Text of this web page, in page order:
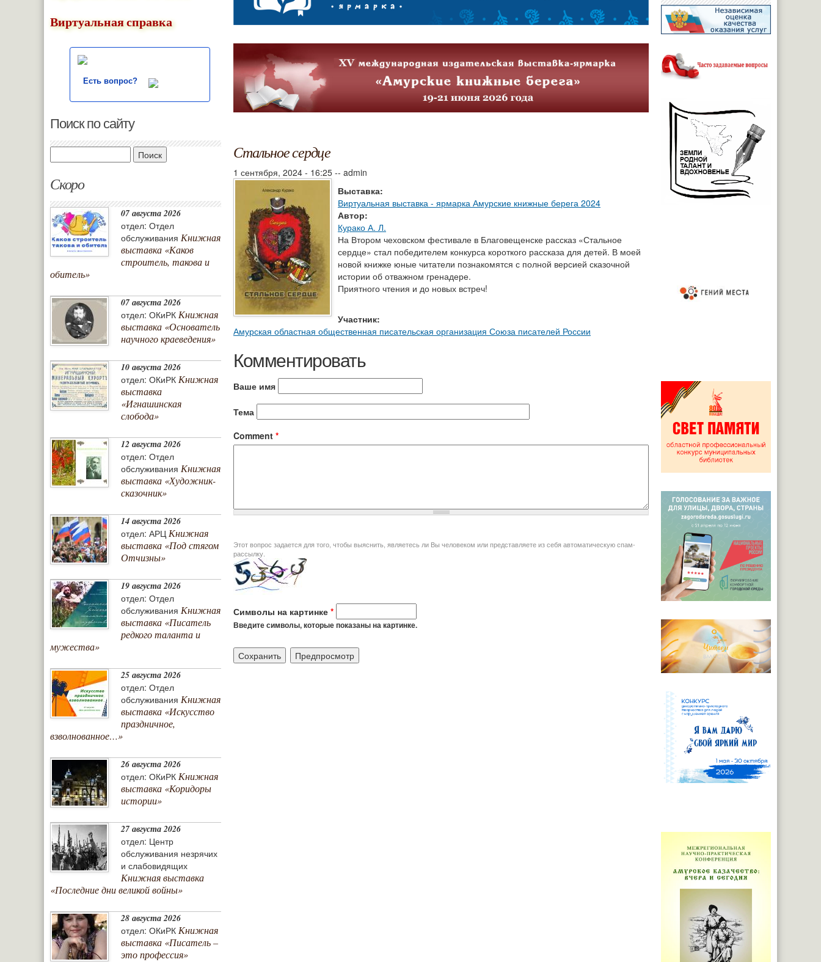
Виртуальная справка
Есть вопрос?
Поиск по сайту
Скоро
07 августа 2026
отдел: Отдел
обслуживания Книжная
выставка «Каков
строитель, такова и
обитель»
07 августа 2026
отдел: ОКиРК Книжная
выставка «Основатель
научного краеведения»
10 августа 2026
отдел: ОКиРК Книжная
выставка
«Игнашинская
слобода»
12 августа 2026
отдел: Отдел
обслуживания Книжная
выставка «Художник-
сказочник»
14 августа 2026
отдел: АРЦ Книжная
выставка «Под стягом
Отчизны»
19 августа 2026
отдел: Отдел
обслуживания Книжная
выставка «Писатель
редкого таланта и
мужества»
25 августа 2026
отдел: Отдел
обслуживания Книжная
выставка «Искусство
праздничное,
взволнованное…»
26 августа 2026
отдел: ОКиРК Книжная
выставка «Коридоры
истории»
27 августа 2026
отдел: Центр
обслуживания незрячих
и слабовидящих
Книжная выставка
«Последние дни великой войны»
28 августа 2026
отдел: ОКиРК Книжная
выставка «Писатель –
это профессия»
Стальное сердце
1 сентября, 2024 - 16:25 -- admin
Выставка:
Виртуальная выставка - ярмарка Амурские книжные берега 2024
Автор:
Курако А. Л.
На Втором чеховском фестивале в Благовещенске рассказ «Стальное
сердце» стал победителем конкурса короткого рассказа для детей. В моей
новой книжке юные читатели познакомятся с полной версией сказочной
истории об отважном гренадере.
Приятного чтения и до новых встреч!
Участник:
Амурская областная общественная писательская организация Союза писателей России
Комментировать
Ваше имя
Тема
Comment *
Этот вопрос задается для того, чтобы выяснить, являетесь ли Вы человеком или представляете из себя автоматическую спам-
рассылку.
Символы на картинке *
Введите символы, которые показаны на картинке.